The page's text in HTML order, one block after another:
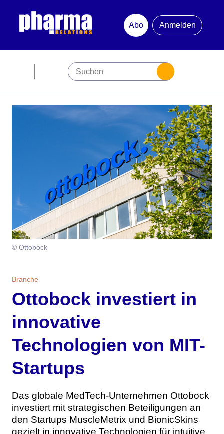
Abo
Anmelden
Mediadaten
Themen
Branche
Studien
Digital Health
Aktuelle Ausgabe
Ausgabenarchiv
Abonnement
Kontakt
Team
© Ottobock
Branche
Ottobock investiert in
innovative
Technologien von MIT-
Startups
Das globale MedTech-Unternehmen Ottobock
investiert mit strategischen Beteiligungen an
den Startups MuscleMetrix und BionicSkins
gezielt in innovative Technologien für intuitive